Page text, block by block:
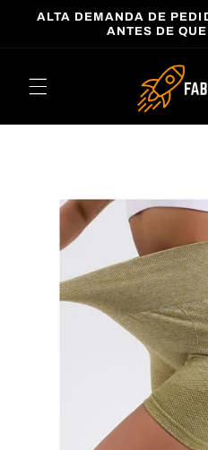
directamente
ALTA DEMANDA DE
ANTES DE
información
del producto